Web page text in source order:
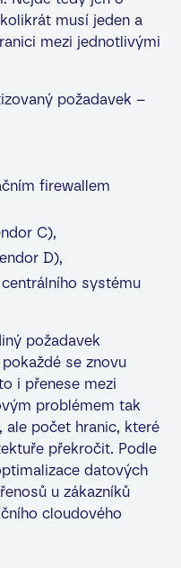
musí jeden a
mezi jednotlivými
požadavek –
firewallem
C),
D),
systému
požadavek
se znovu
i přenese mezi
problémem tak
ale počet hranic, které
překročit. Podle
datových
u zákazníků
cloudového